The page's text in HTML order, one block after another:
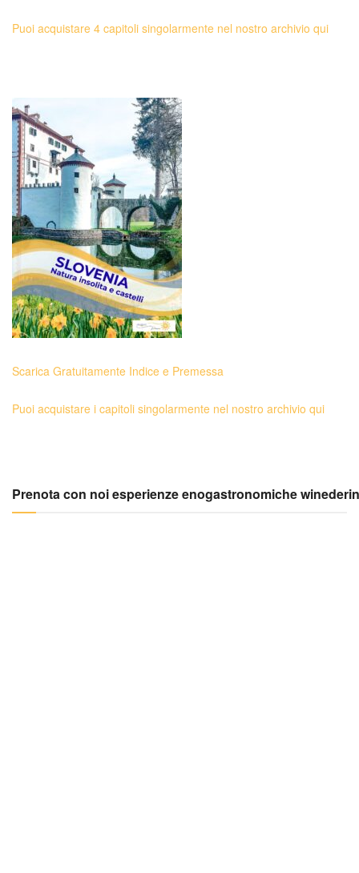
Puoi acquistare 4 capitoli singolarmente nel nostro archivio qui
Scarica Gratuitamente Indice e Premessa
Puoi acquistare i capitoli singolarmente nel nostro archivio qui
Prenota con noi esperienze enogastronomiche